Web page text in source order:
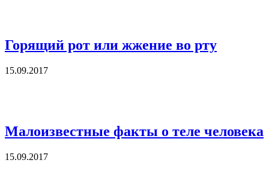
Горящий рот или жжение во рту
15.09.2017
Малоизвестные факты о теле человека
15.09.2017